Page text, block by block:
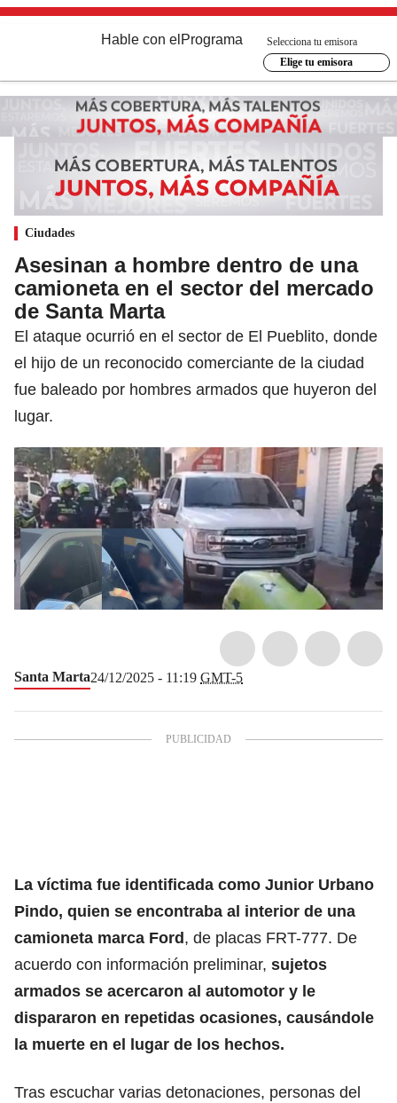
Hable con el Programa
Selecciona tu emisora
Elige tu emisora
Ciudades
Asesinan a hombre dentro de una
camioneta en el sector del mercado
de Santa Marta
El ataque ocurrió en el sector de El Pueblito, donde
el hijo de un reconocido comerciante de la ciudad
fue baleado por hombres armados que huyeron del
lugar.
Santa Marta24/12/2025 - 11:19 GMT-5
La víctima fue identificada como Junior Urbano
Pindo, quien se encontraba al interior de una
camioneta marca Ford , de placas FRT-777. De
acuerdo con información preliminar, sujetos
armados se acercaron al automotor y le
dispararon en repetidas ocasiones, causándole
la muerte en el lugar de los hechos.
Tras escuchar varias detonaciones, personas del